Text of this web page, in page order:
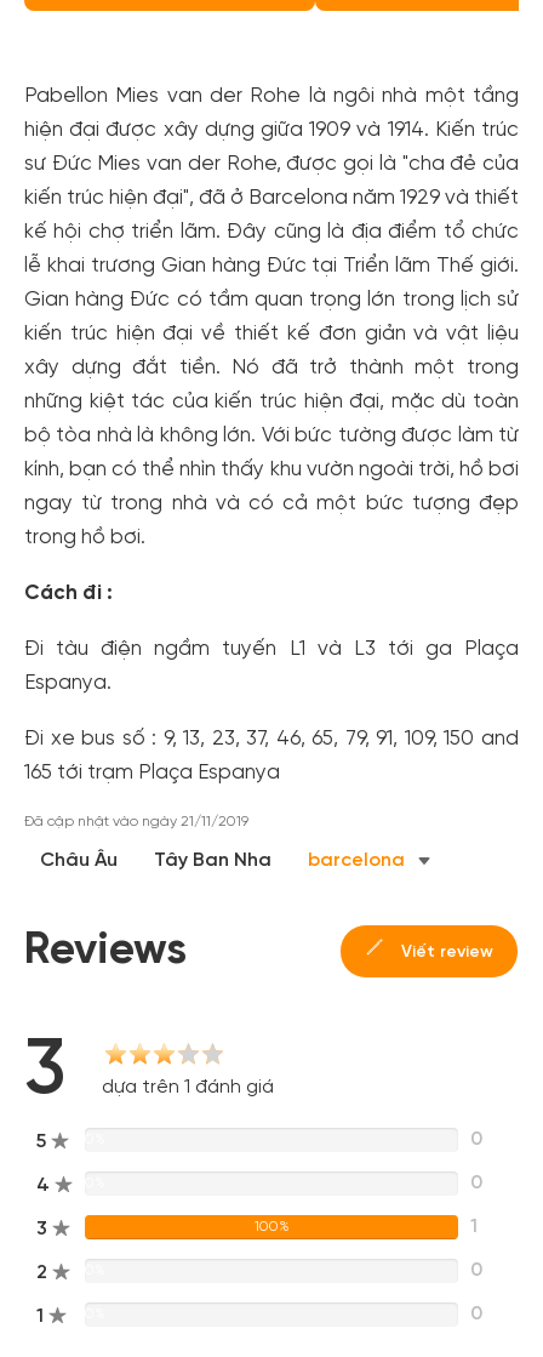
Pabellon Mies van der Rohe là ngôi nhà một tầng
hiện đại được xây dựng giữa 1909 và 1914. Kiến trúc
sư Đức Mies van der Rohe, được gọi là "cha đẻ của
kiến trúc hiện đại", đã ở Barcelona năm 1929 và thiết
kế hội chợ triển lãm. Đây cũng là địa điểm tổ chức
lễ khai trương Gian hàng Đức tại Triển lãm Thế giới.
Gian hàng Đức có tầm quan trọng lớn trong lịch sử
kiến trúc hiện đại về thiết kế đơn giản và vật liệu
xây dựng đắt tiền. Nó đã trở thành một trong
những kiệt tác của kiến trúc hiện đại, mặc dù toàn
bộ tòa nhà là không lớn. Với bức tường được làm từ
kính, bạn có thể nhìn thấy khu vườn ngoài trời, hồ bơi
ngay từ trong nhà và có cả một bức tượng đẹp
trong hồ bơi.
Cách đi :
Đi tàu điện ngầm tuyến L1 và L3 tới ga Plaça
Espanya.
Đi xe bus số : 9, 13, 23, 37, 46, 65, 79, 91, 109, 150 and
165 tới trạm Plaça Espanya
Đã cập nhật vào ngày 21/11/2019
Châu Âu Tây Ban Nha barcelona
Reviews Viết review
3 dựa trên 1 đánh giá
5 0
4 0
3 100% 1
2 0
1 0
đãi!
Tạo tài khoản để có thể
cho cộng đồng.
Đăng ký
Hoặc đăng nhập bằng
Đăng nhập Facebook
Đăng nhập Google